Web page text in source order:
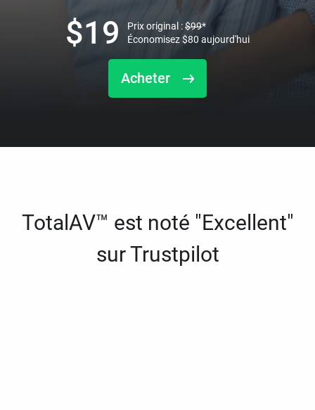
Acheter
$19 Prix original :$99*
Économisez$80 aujourd'hui
TotalAV™ est noté "Excellent"
sur Trustpilot